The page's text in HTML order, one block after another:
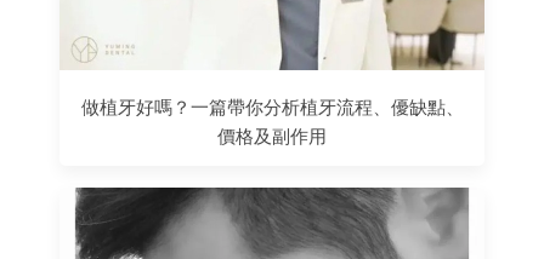
做植牙好嗎？一篇帶你分析植牙流程、優缺點、
價格及副作用